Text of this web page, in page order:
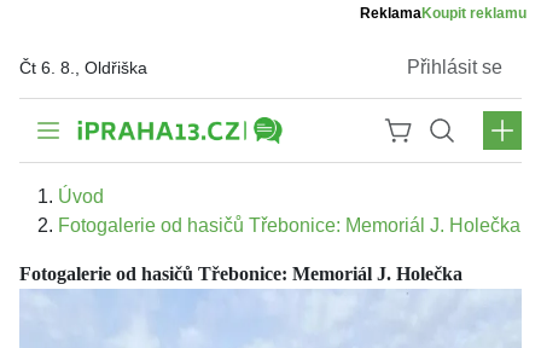
ReklamaKoupit reklamu
Čt 6. 8., Oldřiška Přihlásit se
Úvod
Fotogalerie od hasičů Třebonice: Memoriál J. Holečka
Fotogalerie od hasičů Třebonice: Memoriál J. Holečka